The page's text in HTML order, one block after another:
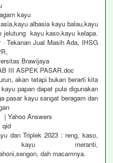
kayu
albasia kayu balau,kayu
jelutung kayu kaso,kayu kelapa.
Tekanan Jual Masih Ada, IHSG
Brawijaya
III ASPEK PASAR.doc
akan tetapi bukan berarti kita
papan dapat pula digunakan
pasar kayu sangat beragam dan
| Yahoo Answers
qid
dan Triplek 2023 : reng, kaso,
meranti,
dah macamnya.